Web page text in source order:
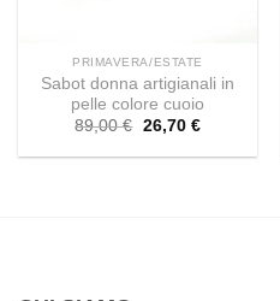
PRIMAVERA/ESTATE
Sabot donna artigianali in
pelle colore cuoio
89,00€ Il
originale
26,70 €Il
attuale